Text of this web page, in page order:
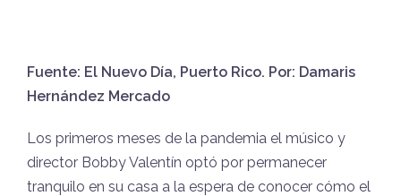
Fuente: El Nuevo Día, Puerto Rico. Por: Damaris
Hernández Mercado
Los primeros meses de la pandemia el músico y
director Bobby Valentín optó por permanecer
tranquilo en su casa a la espera de conocer cómo el